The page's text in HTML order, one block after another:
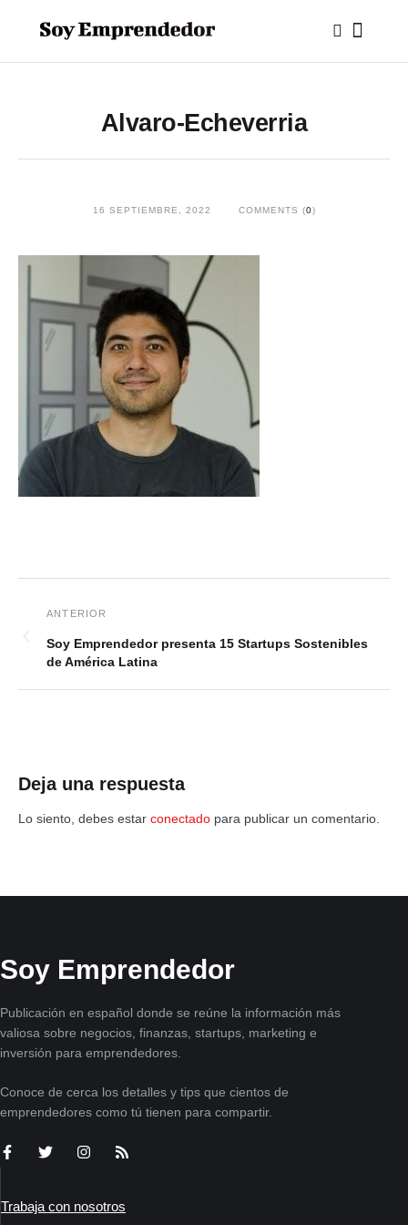
Alvaro-Echeverria
16 SEPTIEMBRE, 2022 COMMENTS (0)
Soy Emprendedor presenta 15 Startups Sostenibles
de América Latina
Deja una respuesta
Lo siento, debes estar conectado para publicar un comentario.
Soy Emprendedor
Publicación en español donde se reúne la información más
valiosa sobre negocios, finanzas, startups, marketing e
inversión para emprendedores.
Conoce de cerca los detalles y tips que cientos de
emprendedores como tú tienen para compartir.
Trabaja con nosotros